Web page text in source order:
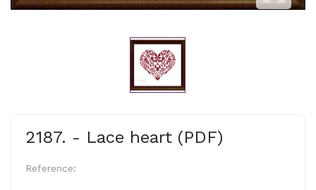
2187. - Lace heart (PDF)
Reference: